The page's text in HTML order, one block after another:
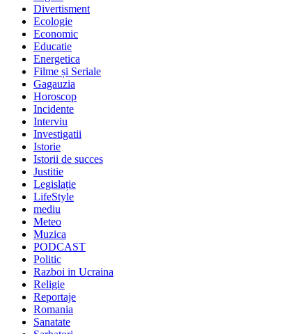
Divertisment
Ecologie
Economic
Educatie
Energetica
Filme și Seriale
Gagauzia
Horoscop
Incidente
Interviu
Investigatii
Istorie
Istorii de succes
Justitie
Legislație
LifeStyle
mediu
Meteo
Muzica
PODCAST
Politic
Razboi in Ucraina
Religie
Reportaje
Romania
Sanatate